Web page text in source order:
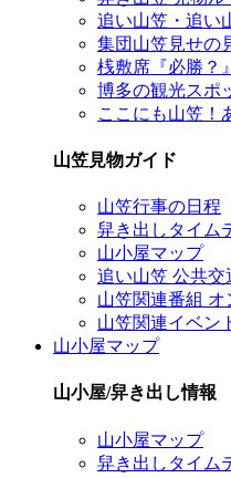
追い山笠・追い
集団山笠見せの
桟敷席『必勝？
博多の観光スポ
ここにも山笠！
山笠見物ガイド
山笠行事の日程
舁き出しタイム
山小屋マップ
追い山笠 公共交
山笠関連番組 オ
山笠関連イベン
山小屋マップ
山小屋/舁き出し情報
山小屋マップ
舁き出しタイム